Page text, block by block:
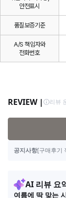
안전표시
품질보증기준
A/S 책임자와
전화번호